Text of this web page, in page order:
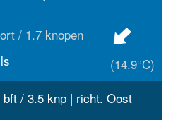
/ 1.7 knopen
(14.9°C)
bft / 3.5 knp | richt. Oost